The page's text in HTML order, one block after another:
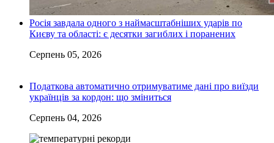
Росія завдала одного з наймасштабніших ударів по
Києву та області: є десятки загиблих і поранених
Серпень 05, 2026
Податкова автоматично отримуватиме дані про виїзди
українців за кордон: що зміниться
Серпень 04, 2026